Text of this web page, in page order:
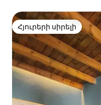
Հյուրերի սիրելի
Հյուրերի սիրելի